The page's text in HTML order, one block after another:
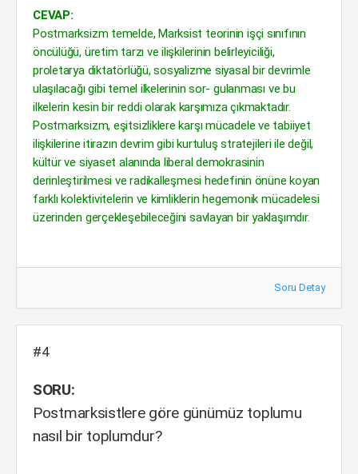
CEVAP:
Postmarksizm temelde, Marksist teorinin işçi sınıfının
öncülüğü, üretim tarzı ve ilişkilerinin belirleyiciliği,
proletarya diktatörlüğü, sosyalizme siyasal bir devrimle
ulaşılacağı gibi temel ilkelerinin sor- gulanması ve bu
ilkelerin kesin bir reddi olarak karşımıza çıkmaktadır.
Postmarksizm, eşitsizliklere karşı mücadele ve tabiiyet
ilişkilerine itirazın devrim gibi kurtuluş stratejileri ile değil,
kültür ve siyaset alanında liberal demokrasinin
derinleştirilmesi ve radikalleşmesi hedefinin önüne koyan
farklı kolektivitelerin ve kimliklerin hegemonik mücadelesi
üzerinden gerçekleşebileceğini savlayan bir yaklaşımdır.
Soru Detay
#4
SORU:
Postmarksistlere göre günümüz toplumu
nasıl bir toplumdur?